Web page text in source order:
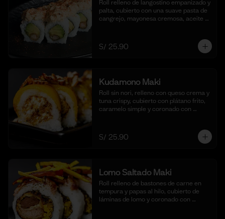
Roll relleno de langostino empanizado y
palta, cubierto con una suave pasta de
cangrejo, mayonesa cremosa, aceite
cortes).
S/ 25.90
Kudamono Maki
Roll sin nori, relleno con queso crema y
tuna crispy, cubierto con plátano frito,
caramelo simple y coronado con
S/ 25.90
Lomo Saltado Maki
Roll relleno de bastones de carne en
tempura y papas al hilo, cubierto de
láminas de lomo y coronado con